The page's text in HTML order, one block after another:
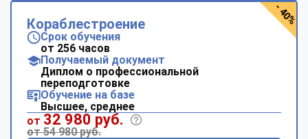
Кораблестроение
Срок обучения
от 256 часов
Получаемый документ
Диплом о профессиональной
переподготовке
Обучение на базе
Высшее, среднее
от 32 980 руб.
от 54 980 руб.
- 40%